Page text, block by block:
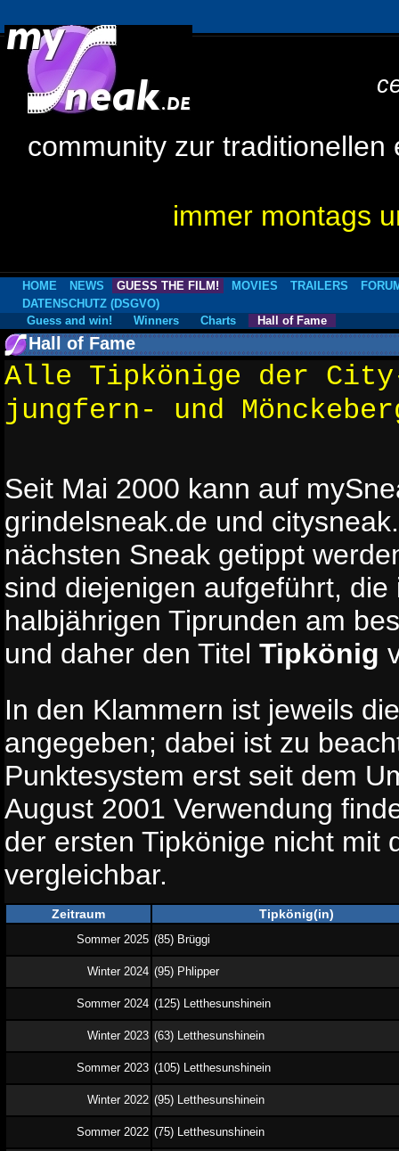
community zur
immer montags
HOME NEWS GUESS THE FILM! MOVIES TRAILERS
DATENSCHUTZ (DSGVO)
Guess and win!
Winners Charts Hall of Fame
Hall of Fame
Alle Tipkönige der
jungfern- und
Seit Mai 2000 kann auf
grindelsneak.de und
nächsten Sneak getippt
sind diejenigen aufgeführt,
halbjährigen Tiprunden am
und daher den Titel Tipkönig
In den Klammern ist jeweils
angegeben; dabei ist zu
Punktesystem erst seit dem
August 2001 Verwendung
der ersten Tipkönige nicht mit
vergleichbar.
Zeitraum Tipkönig(in)
Sommer 2025 (85) Brüggi
Winter 2024 (95) Phlipper
Sommer 2024 (125) Letthesunshinein
Winter 2023 (63) Letthesunshinein
Sommer 2023 (105) Letthesunshinein
Winter 2022 (95) Letthesunshinein
Sommer 2022 (75) Letthesunshinein